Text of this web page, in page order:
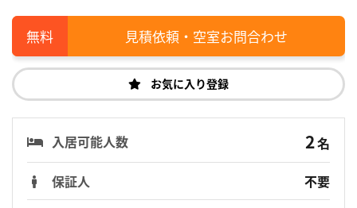
見積依頼・空室お問合わせ
お気に入り登録
入居可能人数 2名
保証人
不要